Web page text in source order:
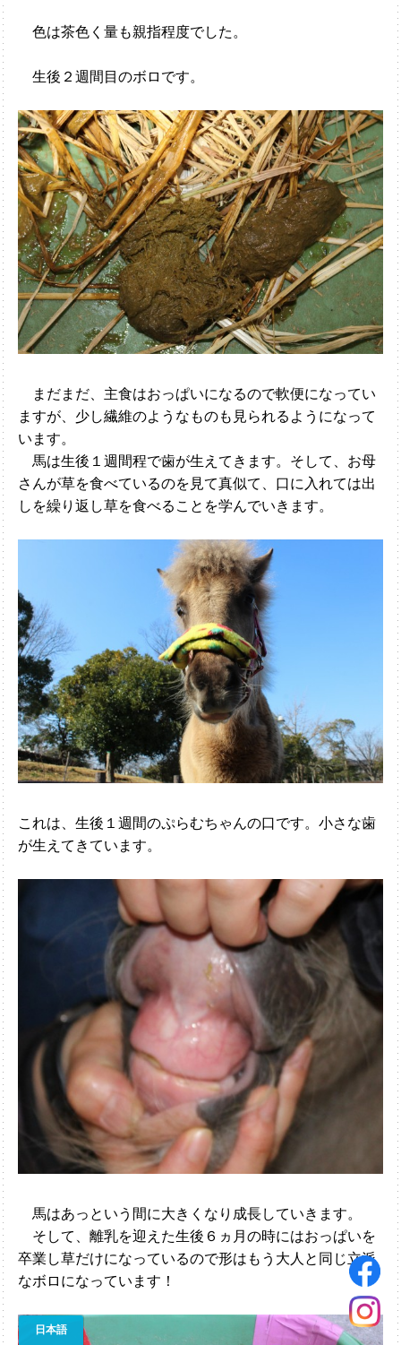
色は茶色く量も親指程度でした。
生後２週間目のボロです。
まだまだ、主食はおっぱいになるので軟便になってい
ますが、少し繊維のようなものも見られるようになって
います。
馬は生後１週間程で歯が生えてきます。そして、お母
さんが草を食べているのを見て真似て、口に入れては出
しを繰り返し草を食べることを学んでいきます。
これは、生後１週間のぷらむちゃんの口です。小さな歯
が生えてきています。
馬はあっという間に大きくなり成長していきます。
そして、離乳を迎えた生後６ヵ月の時にはおっぱいを
卒業し草だけになっているので形はもう大人と同じ立派
なボロになっています！